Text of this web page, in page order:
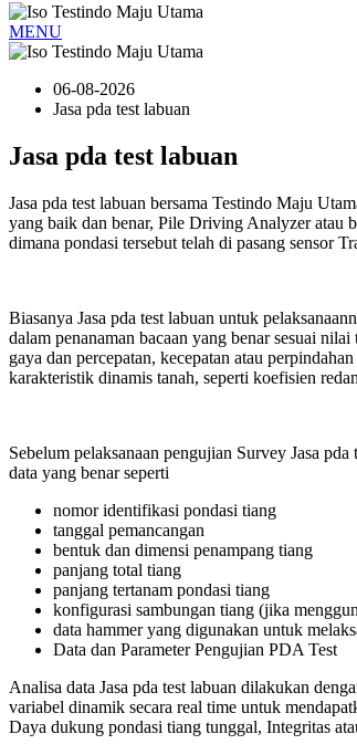
MENU
06-08-2026
Jasa pda test labuan
Jasa pda test labuan
Jasa pda test labuan bersama Testindo Maju
yang baik dan benar, Pile Driving Analyzer atau
dimana pondasi tersebut telah di pasang sensor
Biasanya Jasa pda test labuan untuk
dalam penanaman bacaan yang benar sesuai
gaya dan percepatan, kecepatan atau
karakteristik dinamis tanah, seperti koefisien
Sebelum pelaksanaan pengujian Survey Jasa
data yang benar seperti
nomor identifikasi pondasi tiang
tanggal pemancangan
bentuk dan dimensi penampang tiang
panjang total tiang
panjang tertanam pondasi tiang
konfigurasi sambungan tiang (jika
data hammer yang digunakan untuk
Data dan Parameter Pengujian PDA Test
Analisa data Jasa pda test labuan dilakukan
variabel dinamik secara real time untuk
Daya dukung pondasi tiang tunggal, Integritas